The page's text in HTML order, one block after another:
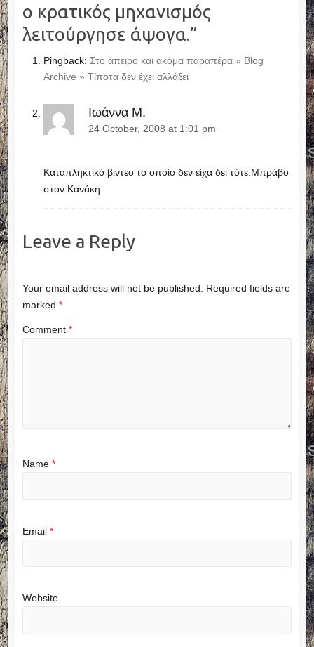
ο κρατικός μηχανισμός
λειτούργησε άψογα.”
Pingback: Στο άπειρο και ακόμα παραπέρα » Blog
Archive » Τίποτα δεν έχει αλλάξει
Ιωάννα Μ.
24 October, 2008 at 1:01 pm
Kαταπληκτικό βίντεο το οποίο δεν είχα δει τότε.Μπράβο
στον Κανάκη
Leave a Reply
Your email address will not be published.
Required fields are
marked *
Comment *
Name *
Email *
Website